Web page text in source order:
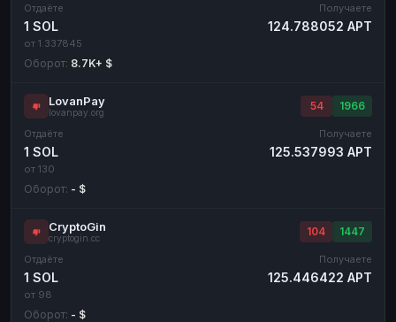
Отдаёте
1 SOL
от 1.337845
Получаете
124.788052 APT
Оборот: 8.7K+ $
LovanPay
lovanpay.org
54 1966
Отдаёте
1 SOL
от 130
Получаете
125.537993 APT
Оборот: - $
CryptoGin
cryptogin.cc
104 1447
Отдаёте
1 SOL
от 98
Получаете
125.446422 APT
Оборот: - $